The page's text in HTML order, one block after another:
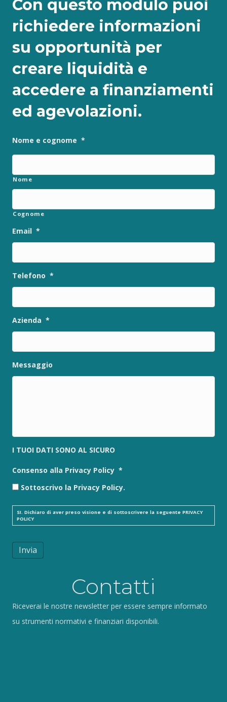
Contatti
Riceverai le nostre newsletter per essere sempre informato
su strumenti normativi e finanziari disponibili.
Con questo modulo puoi
richiedere informazioni
su opportunità per
creare liquidità e
accedere a finanziamenti
ed agevolazioni.
Nome e cognome *
Nome
Cognome
Email *
Telefono *
Azienda *
Messaggio
I TUOI DATI SONO AL SICURO
Consenso alla Privacy Policy *
Sottoscrivo la Privacy Policy.
SI. Dichiaro di aver preso visione e di sottoscrivere la seguente PRIVACY
POLICY
Invia